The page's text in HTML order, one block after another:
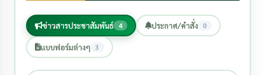
ข่าวสารประชาสัมพันธ์ 4 ประกาศ/คำสั่ง 0
แบบฟอร์มต่างๆ 3